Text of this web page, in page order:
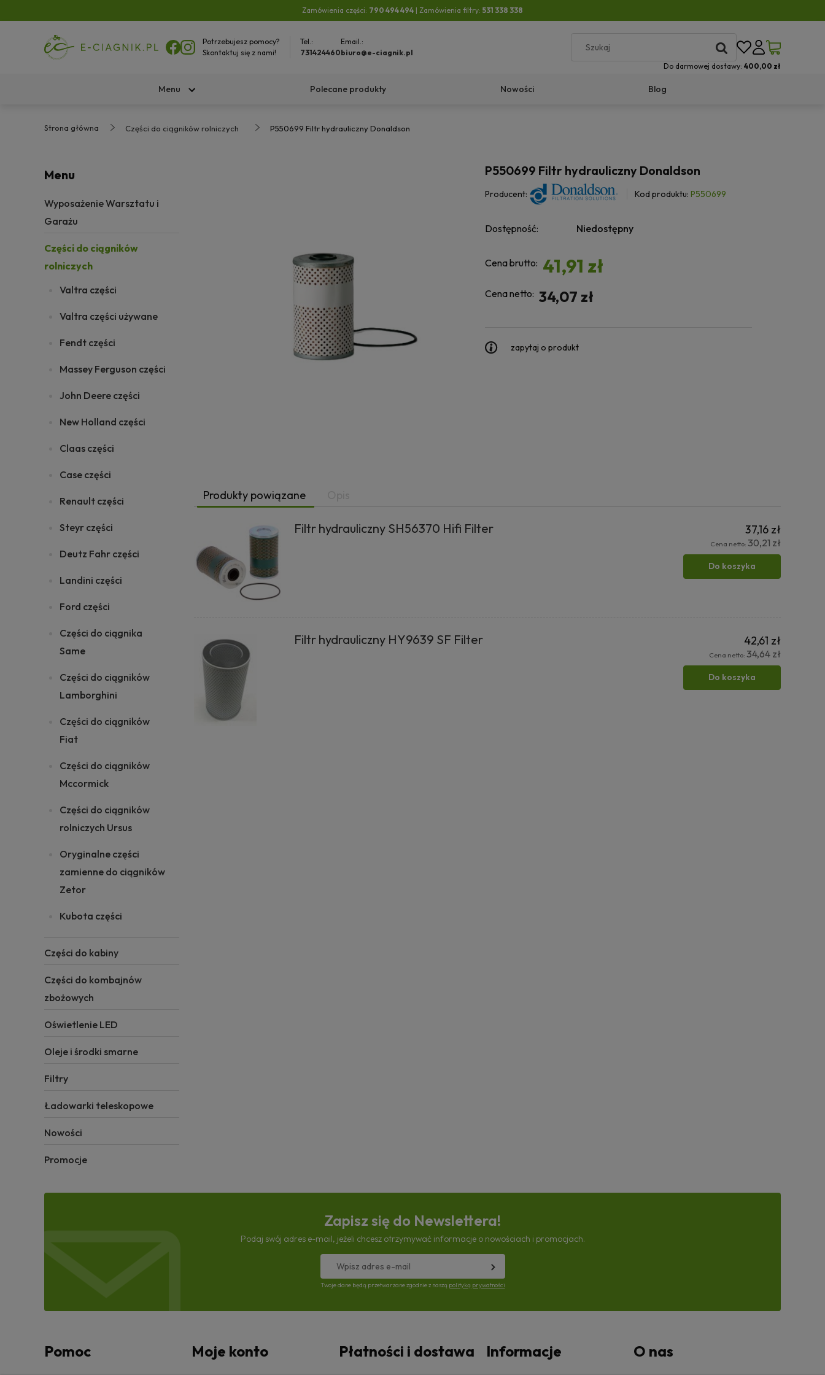
Zamówienia części: 790 494 494 | Zamówienia filtry: 531 338 338
Potrzebujesz pomocy?
Skontaktuj się z nami!
Tel.:
731424460
Email.:
biuro@e-ciagnik.pl
Do darmowej dostawy: 400,00 zł
Menu Polecane produkty Nowości Blog
Strona główna Części do ciągników rolniczych P550699 Filtr hydrauliczny Donaldson
Menu
Wyposażenie Warsztatu i
Garażu
Części do ciągników
rolniczych
Valtra części
Valtra części używane
Fendt części
Massey Ferguson części
John Deere części
New Holland części
Claas części
Case części
Renault części
Steyr części
Deutz Fahr części
Landini części
Ford części
Części do ciągnika
Same
Części do ciągników
Lamborghini
Części do ciągników
Fiat
Części do ciągników
Mccormick
Części do ciągników
rolniczych Ursus
Oryginalne części
zamienne do ciągników
Zetor
Kubota części
Części do kabiny
Części do kombajnów
zbożowych
Oświetlenie LED
Oleje i środki smarne
Filtry
Ładowarki teleskopowe
Nowości
Promocje
P550699 Filtr hydrauliczny Donaldson
Producent: Kod produktu: P550699
Dostępność: Niedostępny
Cena brutto: 41,91 zł
Cena netto: 34,07 zł
zapytaj o produkt
Produkty powiązane
Filtr hydrauliczny SH56370 Hifi Filter 37,16 zł
Cena netto: 30,21 zł
Do koszyka
Filtr hydrauliczny HY9639 SF Filter 42,61 zł
Cena netto: 34,64 zł
Do koszyka
Zapisz się do Newslettera!
Podaj swój adres e-mail, jeżeli chcesz otrzymywać informacje o nowościach i promocjach.
Twoje dane będą przetwarzane zgodnie z naszą polityką prywatności
Pomoc Moje konto Płatności i dostawa Informacje O nas